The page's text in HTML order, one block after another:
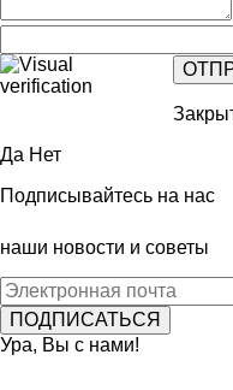
Да Нет
Подписывайтесь на нас
наши новости и советы
Ура, Вы с нами!